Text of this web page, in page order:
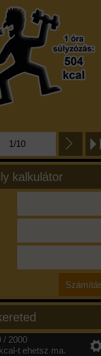
1/10
kalkulátor
/ 2000
t ehetsz ma.